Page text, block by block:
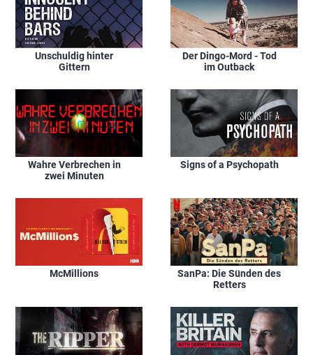
Unschuldig hinter
Gittern
Der Dingo-Mord - Tod
im Outback
Wahre Verbrechen in
zwei Minuten
Signs of a Psychopath
McMillions
SanPa: Die Sünden des
Retters